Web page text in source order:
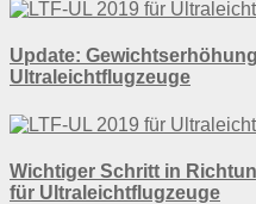
Update:
Ultraleichtflugzeuge
Wichtiger Schritt in
für Ultraleichtflugzeuge